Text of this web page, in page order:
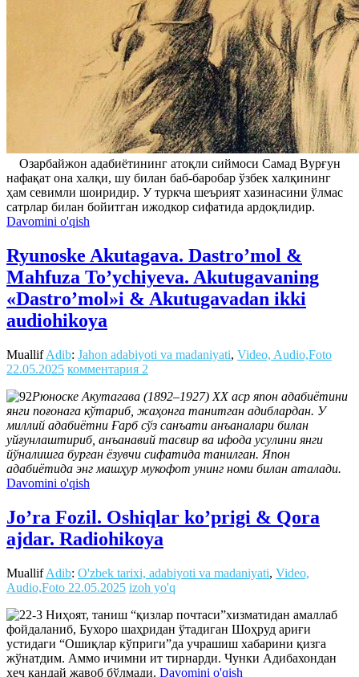
Озарбайжон адабиётининг атоқли сиймоси Самад Вурғун
нафақат она халқи, шу билан баб-баробар ўзбек халқининг
ҳам севимли шоиридир. У туркча шеърият хазинасини ўлмас
сатрлар билан бойитган ижодкор сифатида ардоқлидир.
Davomini o'qish
Ryunoske Akutagava. Dastro’mol &
Mahfuza To’ychiyeva. Akutugavaning
«Dastro’mol»i & Akutugavadan ikki
audiohikoya
MuallifAdib: Jahon adabiyoti va madaniyati, Video, Audio,Foto
22.05.2025 комментария 2
Рюноске Акутагава (1892–1927) ХХ аср япон адабиётини
янги поғонага кўтариб, жаҳонга танитган адиблардан. У
миллий адабиётни Ғарб сўз санъати анъаналари билан
уйғунлаштириб, анъанавий тасвир ва ифода усулини янги
йўналишга бурган ёзувчи сифатида танилган. Япон
адабиётида энг машҳур мукофот унинг номи билан аталади.
Davomini o'qish
Jo’ra Fozil. Oshiqlar ko’prigi & Qora
ajdar. Radiohikoya
MuallifAdib: O'zbek tarixi, adabiyoti va madaniyati, Video,
Audio,Foto 22.05.2025 izoh yo'q
Ниҳоят, таниш “қизлар почтаси”хизматидан амаллаб
фойдаланиб, Бухоро шаҳридан ўтадиган Шоҳруд ариғи
устидаги “Ошиқлар кўприги”да учрашиш хабарини қизга
жўнатдим. Аммо ичимни ит тирнарди. Чунки Адибахондан
ҳеч қандай жавоб бўлмади. Davomini o'qish